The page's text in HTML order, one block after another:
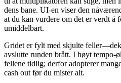
dens bane. UI-en viser den
at du kan vurdere om det er verdt å
umiddelbart.
Gridet er fylt med skjulte
avslutte runden brått. I høyt tempo-
fellene tidlig; derfor adopterer
cash out før du mister alt.